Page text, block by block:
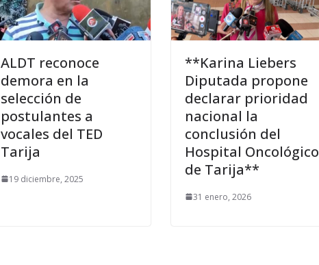
ALDT reconoce
demora en la
selección de
postulantes a
vocales del TED
Tarija
19 diciembre, 2025
**Karina Liebers
Diputada propone
declarar prioridad
nacional la
conclusión del
Hospital Oncológico
de Tarija**
31 enero, 2026